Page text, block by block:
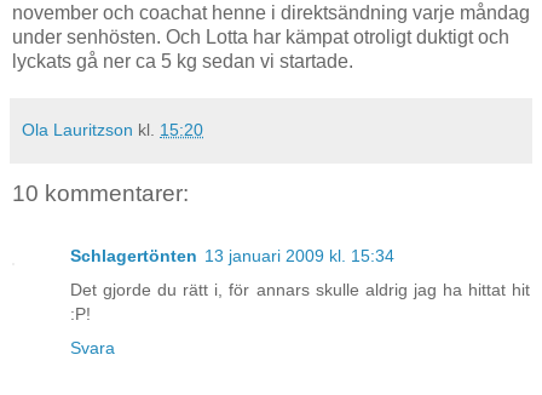
november och coachat henne i direktsändning varje måndag
under senhösten. Och Lotta har kämpat otroligt duktigt och
lyckats gå ner ca 5 kg sedan vi startade.
Ola Lauritzson kl. 15:20
10 kommentarer:
Schlagertönten 13 januari 2009 kl. 15:34
Det gjorde du rätt i, för annars skulle aldrig jag ha hittat hit
:P!
Svara